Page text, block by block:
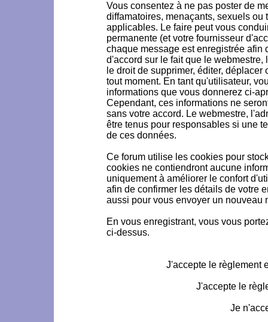
Vous consentez à ne pas poster de
diffamatoires, menaçants, sexuels
applicables. Le faire peut vous
permanente (et votre fournisseur
chaque message est enregistrée afin
d'accord sur le fait que le
le droit de supprimer, éditer,
tout moment. En tant qu'utilisateur,
informations que vous donnerez ci-
Cependant, ces informations ne
sans votre accord. Le webmestre,
être tenus pour responsables si une
de ces données.
Ce forum utilise les cookies pour
cookies ne contiendront aucune
uniquement à améliorer le confort
afin de confirmer les détails de votre
aussi pour vous envoyer un nouveau
En vous enregistrant, vous vous
ci-dessus.
J'accepte le règlement
J'accepte le
Je